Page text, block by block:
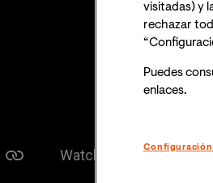
visitadas) y
rechazar
Puedes
enlaces.
Configuración